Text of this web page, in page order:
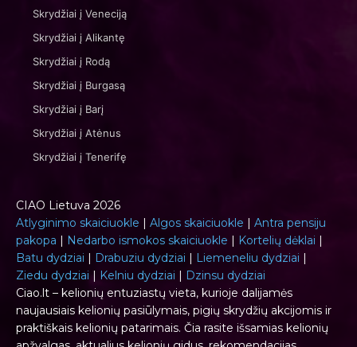
Skrydžiai į Veneciją
Skrydžiai į Alikantę
Skrydžiai į Rodą
Skrydžiai į Burgasą
Skrydžiai į Barį
Skrydžiai į Atėnus
Skrydžiai į Tenerifę
CIAO Lietuva 2026
Atlyginimo skaiciuokle | Algos skaiciuokle | Antra pensiju
pakopa | Nedarbo ismokos skaiciuokle | Kortelių dėklai |
Batu dydziai | Drabuziu dydziai | Liemeneliu dydziai |
Ziedu dydziai | Kelniu dydziai | Dzinsu dydziai
Ciao.lt – kelionių entuziastų vieta, kurioje dalijamės
naujausiais kelionių pasiūlymais, pigių skrydžių akcijomis ir
praktiškais kelionių patarimais. Čia rasite išsamias kelionių